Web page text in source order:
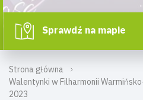
Strona główna
Walentynki w Filharmonii
2023
Sprawdź na mapie